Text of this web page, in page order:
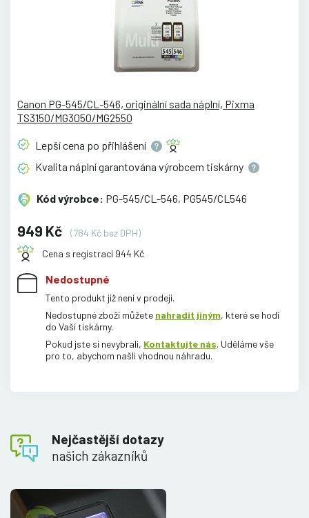
Canon PG-545/CL-546, originální sada náplní, Pixma
TS3150/MG3050/MG2550
Lepší cena po přihlášení
Kvalita náplní garantována výrobcem tiskárny
Kód výrobce: PG-545/CL-546, PG545/CL546
949 Kč
(784 Kč bez DPH)
Cena s registrací 944 Kč
Nedostupné
Tento produkt již není v prodeji.
Nedostupné zboží můžete nahradit jiným, které se hodí
do Vaší tiskárny.
Pokud jste si nevybrali, Kontaktujte nás. Uděláme vše
pro to, abychom našli vhodnou náhradu.
Nejčastější dotazy
našich zákazníků